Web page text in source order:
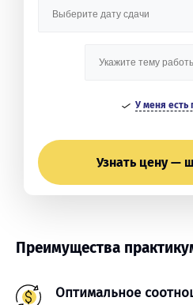
У меня есть
Узнать цену —
Преимущества
Оптимальное